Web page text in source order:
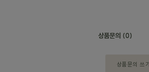
상품문의 (0)
상품문의 쓰기